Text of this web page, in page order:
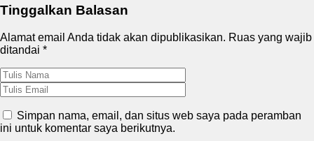
Tinggalkan Balasan
Alamat email Anda tidak akan dipublikasikan. Ruas yang wajib
ditandai *
Simpan nama, email, dan situs web saya pada peramban
ini untuk komentar saya berikutnya.